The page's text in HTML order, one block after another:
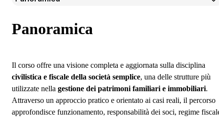
Programma
Docenti
Panoramica
Il corso offre una visione completa e aggiornata sulla disciplina
civilistica e fiscale della società semplice, una delle strutture più
utilizzate nella gestione dei patrimoni familiari e immobiliari.
Attraverso un approccio pratico e orientato ai casi reali, il percorso
approfondisce funzionamento, responsabilità dei soci, regime